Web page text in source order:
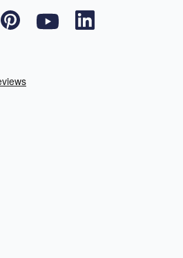
PinterestYouTubeLinkedIn